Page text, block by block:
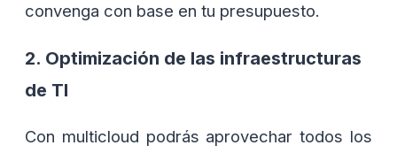
convenga con base en tu presupuesto.
2. Optimización de las infraestructuras
de TI
Con multicloud podrás aprovechar todos los